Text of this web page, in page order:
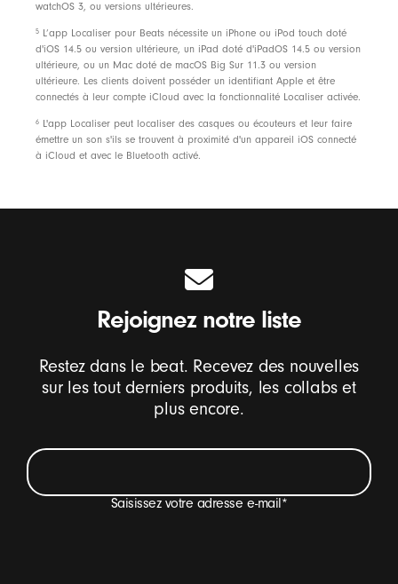
Carte de garantie
Emballage
L'emballage des BeatsFlex est composé à 87% de
matières organiques, provenant de forêts durables
ou crées à partir de fibres recyclées
watchOS 3, ou versions ultérieures.
5
L’app Localiser pour Beats nécessite un iPhone ou iPod touch doté
d'iOS 14.5 ou version ultérieure, un iPad doté d'iPadOS 14.5 ou version
ultérieure, ou un Mac doté de macOS Big Sur 11.3 ou version
ultérieure. Les clients doivent posséder un identifiant Apple et être
connectés à leur compte iCloud avec la fonctionnalité Localiser activée.
6
L'app Localiser peut localiser des casques ou écouteurs et leur faire
émettre un son s'ils se trouvent à proximité d'un appareil iOS connecté
à iCloud et avec le Bluetooth activé.
Rejoignez notre liste
Restez dans le beat. Recevez des nouvelles
sur les tout derniers produits, les collabs et
plus encore.
Saisissez votre adresse e-mail*